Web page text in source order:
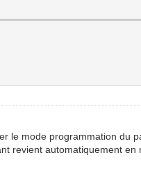
le mode programmation du
revient automatiquement